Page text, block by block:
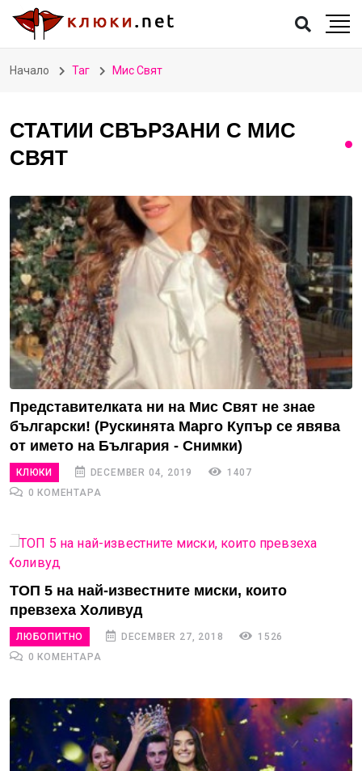
Начало Таг Мис Свят
СТАТИИ СВЪРЗАНИ С МИС
СВЯТ
Представителката ни на Мис Свят не знае
български! (Рускинята Марго Купър се явява
от името на България - Снимки)
КЛЮКИ DECEMBER 04, 2019
1407
0 КОМЕНТАРА
ТОП 5 на най-известните миски, които
превзеха Холивуд
ЛЮБОПИТНО DECEMBER 27, 2018
1526
0 КОМЕНТАРА